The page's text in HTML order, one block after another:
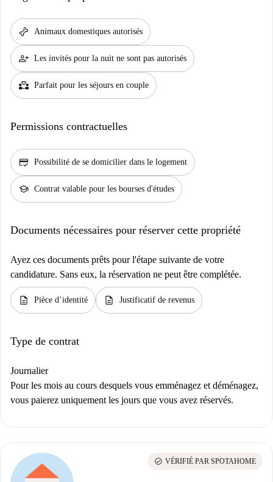
pet_supplies Animaux domestiques autorisés
person_add Les invités pour la nuit ne sont pas autorisés
partner_heart Parfait pour les séjours en couple
Permissions contractuelles
credit_score Possibilité de se domicilier dans le logement
school Contrat valable pour les bourses d'études
Documents nécessaires pour réserver cette propriété
Ayez ces documents prêts pour l'étape suivante de votre
candidature. Sans eux, la réservation ne peut être complétée.
description Pièce d’identité description Justificatif de revenus
Type de contrat
Journalier
Pour les mois au cours desquels vous emménagez et déménagez,
vous paierez uniquement les jours que vous avez réservés.
check_circle VÉRIFIÉ PAR SPOTAHOME